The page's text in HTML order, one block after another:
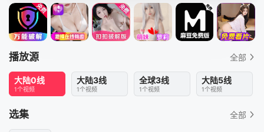
播放源 全部
大陆0线
1个视频
大陆3线
1个视频
全球3线
1个视频
大陆5线
1个视频
选集 全部